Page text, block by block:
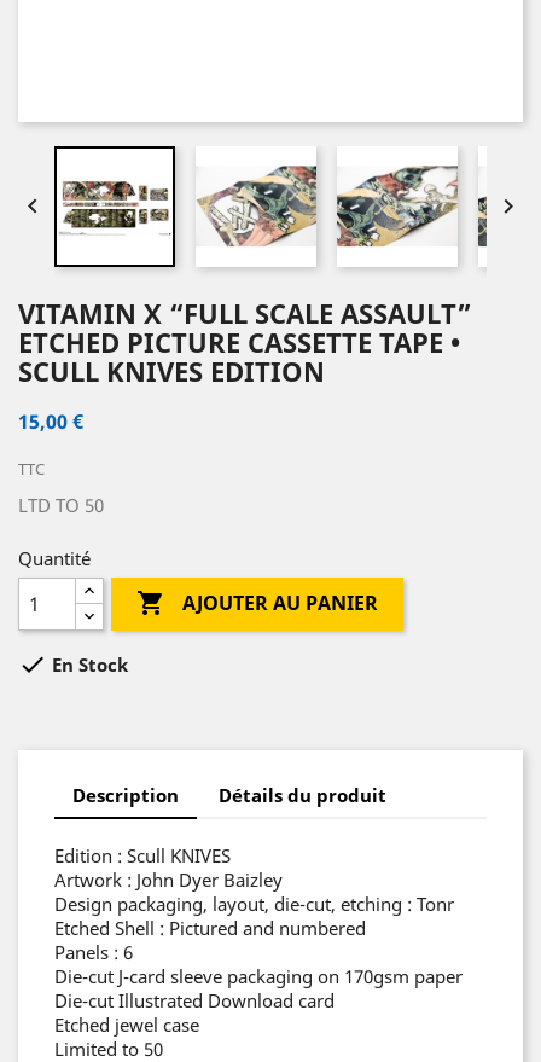
 
VITAMIN X “FULL SCALE ASSAULT”
ETCHED PICTURE CASSETTE TAPE •
SCULL KNIVES EDITION
15,00 €
TTC
LTD TO 50
Quantité
 AJOUTER AU PANIER
 En Stock
Description Détails du produit
Edition : Scull KNIVES
Artwork : John Dyer Baizley
Design packaging, layout, die-cut, etching : Tonr
Etched Shell : Pictured and numbered
Panels : 6
Die-cut J-card sleeve packaging on 170gsm paper
Die-cut Illustrated Download card
Etched jewel case
Limited to 50